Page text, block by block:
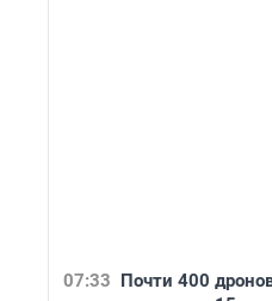
07:33 Почти 400